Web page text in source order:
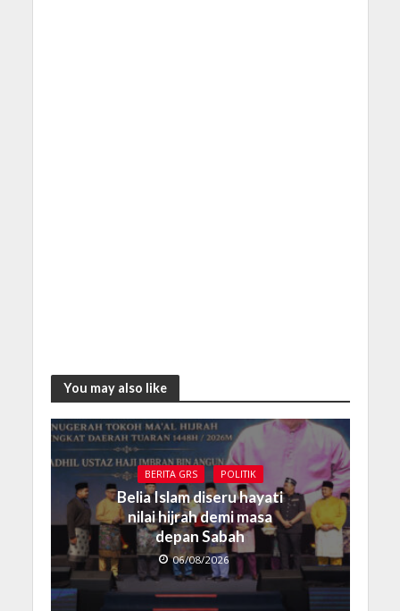
You may also like
BERITA GRS POLITIK
Belia Islam diseru hayati
nilai hijrah demi masa
depan Sabah
06/08/2026